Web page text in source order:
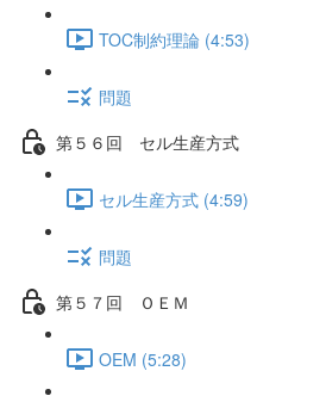
TOC制約理論 (4:53)
問題
第５６回 セル生産方式
セル生産方式 (4:59)
問題
第５７回 ＯＥＭ
OEM (5:28)